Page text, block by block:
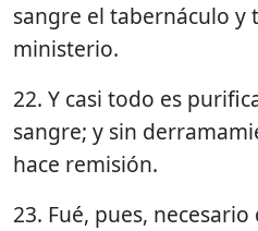
sangre el tabernáculo y
ministerio.
22. Y casi todo es
sangre; y sin
hace remisión.
23. Fué, pues,